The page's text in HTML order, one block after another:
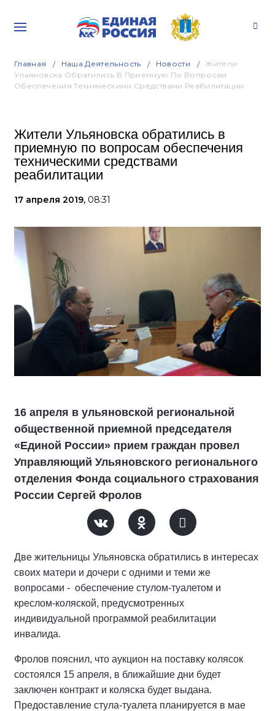
Главная Наша Деятельность Новости
Жители
Ульяновска Обратились В Приемную По Вопросам
Обеспечения Техническими Средствами Реабилитации
Жители Ульяновска обратились в
приемную по вопросам обеспечения
техническими средствами
реабилитации
17 апреля 2019, 08:31
16 апреля в ульяновской региональной
общественной приемной председателя
«Единой России» прием граждан провел
Управляющий Ульяновского регионального
отделения Фонда социального страхования
России Сергей Фролов
Две жительницы Ульяновска обратились в интересах
своих матери и дочери с одними и теми же
вопросами - обеспечение стулом-туалетом и
креслом-коляской, предусмотренных
индивидуальной программой реабилитации
инвалида.
Фролов пояснил, что аукцион на поставку колясок
состоялся 15 апреля, в ближайшие дни будет
заключен контракт и коляска будет выдана.
Предоставление стула-туалета планируется в мае